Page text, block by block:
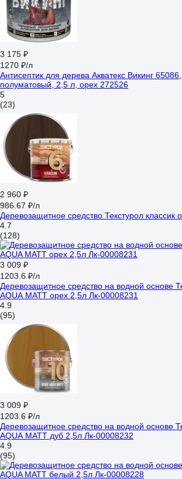
3 175 ₽
1270 ₽/л
Антисептик для дерева Акватекс Викинг
полуматовый, 2,5 л, орех 272526
5
(23)
2 960 ₽
986.67 ₽/л
Деревозащитное средство Текстурол классик
4.7
(128)
3 009 ₽
1203.6 ₽/л
Деревозащитное средство на водной основе
AQUA MATT орех 2,5л Лк-00008231
4.9
(95)
3 009 ₽
1203.6 ₽/л
Деревозащитное средство на водной основе
AQUA MATT дуб 2,5л Лк-00008232
4.9
(95)